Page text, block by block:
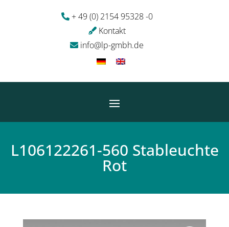
+ 49 (0) 2154 95328 -0
Kontakt
info@lp-gmbh.de
L106122261-560 Stableuchte
Rot